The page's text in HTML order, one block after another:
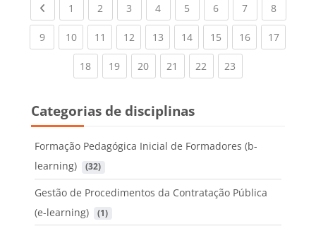
Previous page
1 (current)
2 (current)
3 (current)
4(current)
5 (current)
6(current)
7(current)
8(current)
9(current)
10(current)
11 (current)
12(current)
13(current)
14(current)
15(current)
16(current)
17
18(current)
19(current)
20(current)
21 (current)
22 (current)
23
Categorias de disciplinas
Formação Pedagógica Inicial de Formadores (b-
learning)
(32)
Gestão de Procedimentos da Contratação Pública
(e-learning)
(1)